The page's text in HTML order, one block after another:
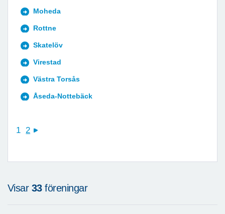
Moheda
Rottne
Skatelöv
Virestad
Västra Torsås
Åseda-Nottebäck
1 2 next
Visar 33föreningar